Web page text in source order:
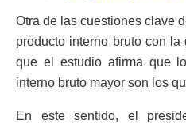
Otra de las cuestiones clave
producto interno bruto con
que el estudio afirma que
interno bruto mayor son los
En este sentido, el